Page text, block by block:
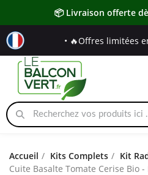
📦 Livraison offerte
• 🔥Offres limitées
Accueil Kits Complets Kit
Cuite Basalte Tomate Cerise Bio